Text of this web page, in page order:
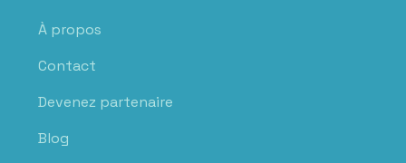
À propos
Contact
Devenez partenaire
Blog